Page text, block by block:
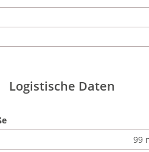
Logistische Daten
99